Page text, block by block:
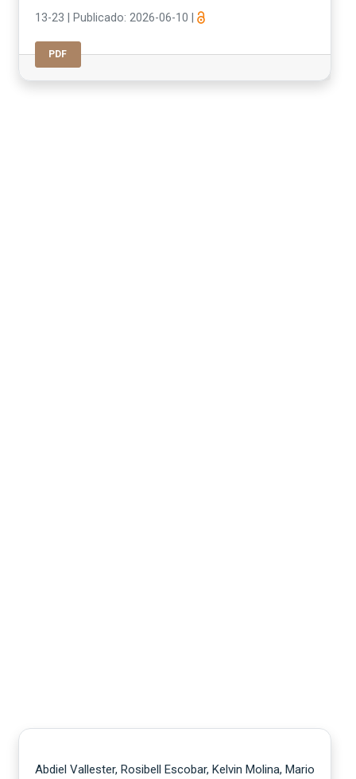
13-23 Publicado: 2026-06-10
PDF
Abdiel Vallester, Rosibell Escobar, Kelvin Molina, Mario